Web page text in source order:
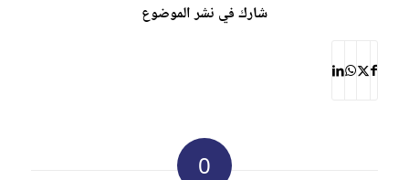
شارك في نشر الموضوع
0